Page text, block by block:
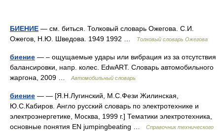
БИЕНИЕ — см. биться. Толковый словарь Ожегова. С.И.
Ожегов, Н.Ю. Шведова. 1949 1992 …
Толковый словарь Ожегова
биение — – ощущаемые удары или вибрация из за отсутствия
балансировки, напр. колес. EdwART. Словарь автомобильного
жаргона, 2009 …
Автомобильный словарь
биение — — [Я.Н.Лугинский, М.С.Фези Жилинская,
Ю.С.Кабиров. Англо русский словарь по электротехнике и
электроэнергетике, Москва, 1999 г.] Тематики электротехника,
основные понятия EN jumpingbeating …
Справочник технического